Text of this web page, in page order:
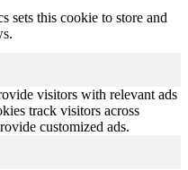
sets this cookie to store and
visitors with relevant ads
track visitors across
customized ads.